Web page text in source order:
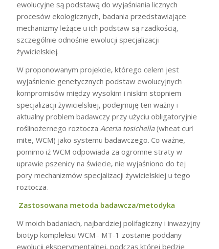
ewolucyjne są podstawą do wyjaśniania licznych
procesów ekologicznych, badania przedstawiające
mechanizmy leżące u ich podstaw są rzadkością,
szczególnie odnośnie ewolucji specjalizacji
żywicielskiej.
W proponowanym projekcie, którego celem jest
wyjaśnienie genetycznych podstaw ewolucyjnych
kompromisów między wysokim i niskim stopniem
specjalizacji żywicielskiej, podejmuję ten ważny i
aktualny problem badawczy przy użyciu obligatoryjnie
roślinożernego roztocza Aceria tosichella(wheat curl
mite, WCM) jako systemu badawczego. Co ważne,
pomimo iż WCM odpowiada za ogromne straty w
uprawie pszenicy na świecie, nie wyjaśniono do tej
pory mechanizmów specjalizacji żywicielskiej u tego
roztocza.
Zastosowana metoda badawcza/metodyka
W moich badaniach, najbardziej polifagiczny i inwazyjny
biotyp kompleksu WCM– MT-1 zostanie poddany
ewolucji eksperymentalnej, podczas której będzie